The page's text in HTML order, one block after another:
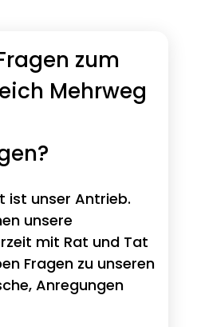
zum
Mehrweg
ist unser Antrieb.
unsere
mit Rat und Tat
Fragen zu unseren
Anregungen